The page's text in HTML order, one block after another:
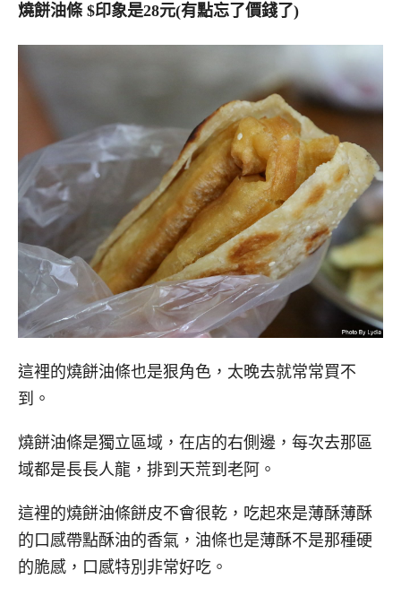
燒餅油條 $印象是28元(有點忘了價錢了)
這裡的燒餅油條也是狠角色，太晚去就常常買不
到。
燒餅油條是獨立區域，在店的右側邊，每次去那區
域都是長長人龍，排到天荒到老阿。
這裡的燒餅油條餅皮不會很乾，吃起來是薄酥薄酥
的口感帶點酥油的香氣，油條也是薄酥不是那種硬
的脆感，口感特別非常好吃。